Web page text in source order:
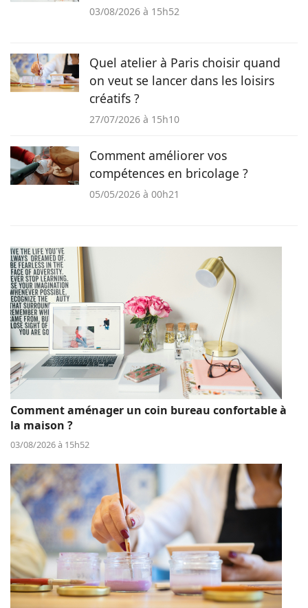
03/08/2026 à 15h52
Quel atelier à Paris choisir quand
on veut se lancer dans les loisirs
créatifs ?
27/07/2026 à 15h10
Comment améliorer vos
compétences en bricolage ?
05/05/2026 à 00h21
Comment aménager un coin bureau confortable à
la maison ?
03/08/2026 à 15h52